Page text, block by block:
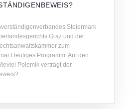
Steiermark
Graz und der
zum
Heutiges Programm: Auf den
Polemik verträgt der